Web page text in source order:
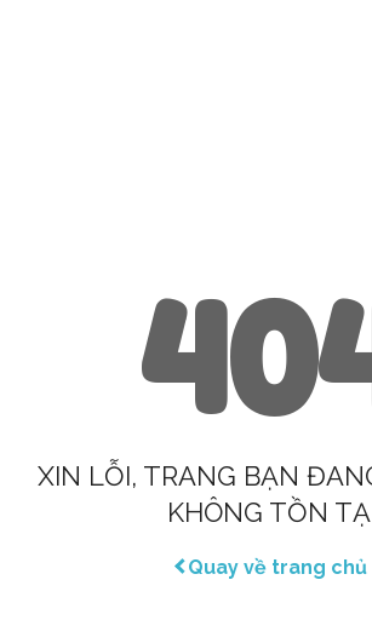
XIN LỖI, TRANG BẠN
KHÔNG TỒN
Quay về trang chủ